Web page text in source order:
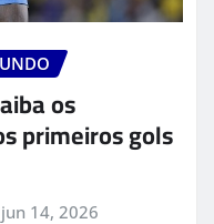
os
primeiros gols
jun 14, 2026